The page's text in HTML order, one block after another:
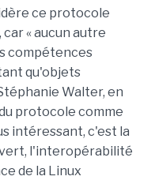
ce protocole
« aucun autre
compétences
qu'objets
Walter, en
protocole comme
intéressant, c'est la
l'interopérabilité
de la Linux